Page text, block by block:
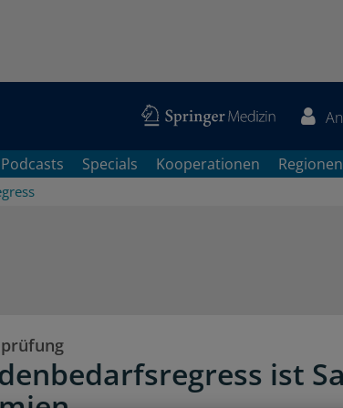
Podcasts Specials Kooperationen Regionen
ist